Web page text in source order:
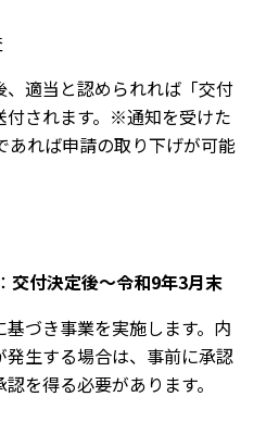
、適当と認められれば「交付
付されます。※通知を受けた
あれば申請の取り下げが可能
交付決定後〜令和9年3月末
づき事業を実施します。内
発生する場合は、事前に承認
を得る必要があります。